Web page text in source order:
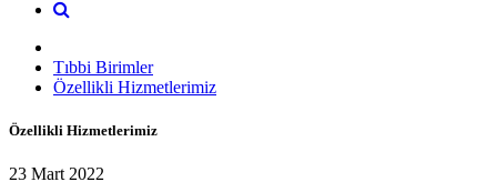
Tıbbi Birimler
Özellikli Hizmetlerimiz
Özellikli Hizmetlerimiz
23 Mart 2022